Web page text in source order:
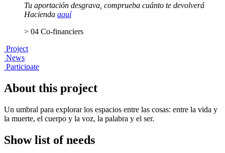
Tu aportación desgrava, comprueba cuánto te devolverá
Hacienda aquí
> 04 Co-financiers
Project
News
Participate
About this project
Un umbral para explorar los espacios entre las cosas: entre la vida y
la muerte, el cuerpo y la voz, la palabra y el ser.
Show list of needs